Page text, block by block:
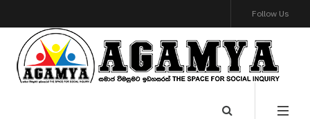
Follow Us